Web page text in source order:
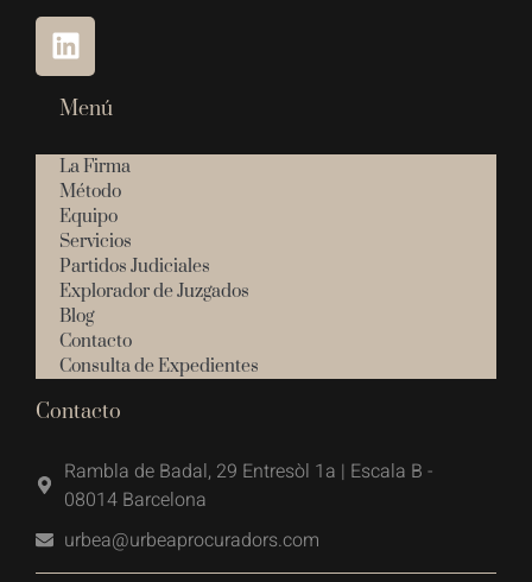
Menú
La Firma
Método
Equipo
Servicios
Partidos Judiciales
Explorador de Juzgados
Blog
Contacto
Consulta de Expedientes
Contacto
Rambla de Badal, 29 Entresòl 1a | Escala B -
08014 Barcelona
urbea@urbeaprocuradors.com